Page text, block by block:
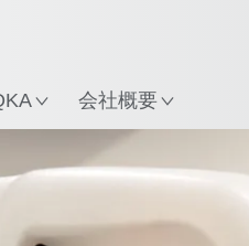
会社概要
ムパートナー